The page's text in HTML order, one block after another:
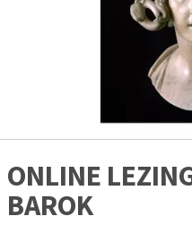
ONLINE
BAROK